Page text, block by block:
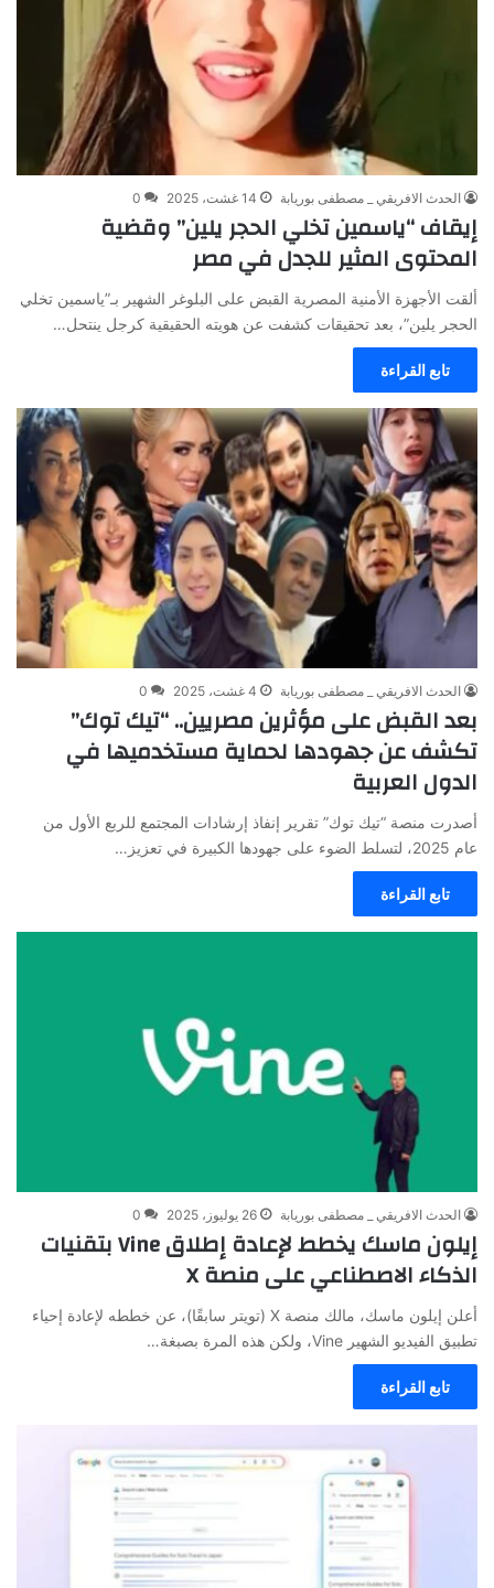
الحدث الافريقي _ مصطفى بوريابة 14 غشت، 2025 0
إيقاف “ياسمين تخلي الحجر يلين” وقضية
المحتوى المثير للجدل في مصر
ألقت الأجهزة الأمنية المصرية القبض على البلوغر الشهير بـ”ياسمين تخلي
الحجر يلين”، بعد تحقيقات كشفت عن هويته الحقيقية كرجل ينتحل…
تابع القراءة
الحدث الافريقي _ مصطفى بوريابة 4 غشت، 2025 0
بعد القبض على مؤثرين مصريين.. “تيك توك”
تكشف عن جهودها لحماية مستخدميها في
الدول العربية
أصدرت منصة “تيك توك” تقرير إنفاذ إرشادات المجتمع للربع الأول من
عام 2025، لتسلط الضوء على جهودها الكبيرة في تعزيز…
تابع القراءة
الحدث الافريقي _ مصطفى بوريابة 26 يوليوز، 2025 0
إيلون ماسك يخطط لإعادة إطلاق Vine بتقنيات
الذكاء الاصطناعي على منصة X
أعلن إيلون ماسك، مالك منصة X (تويتر سابقًا)، عن خططه لإعادة إحياء
تطبيق الفيديو الشهير Vine، ولكن هذه المرة بصبغة…
تابع القراءة